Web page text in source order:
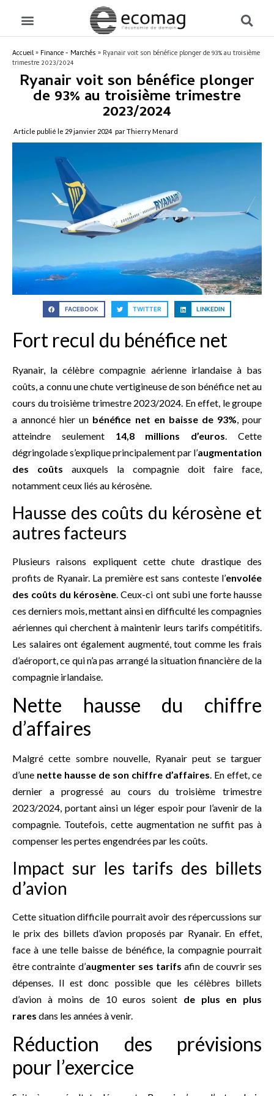
Accueil» Finance - Marchés » Ryanair voit son bénéfice plonger de 93% au troisième
trimestre 2023/2024
Ryanair voit son bénéfice plonger
de 93% au troisième trimestre
2023/2024
Article publié le 29 janvier 2024 par Thierry Menard
FACEBOOK TWITTER LINKEDIN
Fort recul du bénéfice net
Ryanair, la célèbre compagnie aérienne irlandaise à bas
coûts, a connu une chute vertigineuse de son bénéfice net au
cours du troisième trimestre 2023/2024. En effet, le groupe
a annoncé hier un bénéfice net en baisse de 93%, pour
atteindre seulement 14,8 millions d’euros. Cette
dégringolade s’explique principalement par l’augmentation
des coûts auxquels la compagnie doit faire face,
notamment ceux liés au kérosène.
Hausse des coûts du kérosène et
autres facteurs
Plusieurs raisons expliquent cette chute drastique des
profits de Ryanair. La première est sans conteste l’envolée
des coûts du kérosène. Ceux-ci ont subi une forte hausse
ces derniers mois, mettant ainsi en difficulté les compagnies
aériennes qui cherchent à maintenir leurs tarifs compétitifs.
Les salaires ont également augmenté, tout comme les frais
d’aéroport, ce qui n’a pas arrangé la situation financière de la
compagnie irlandaise.
Nette hausse du chiffre
d’affaires
Malgré cette sombre nouvelle, Ryanair peut se targuer
d’une nette hausse de son chiffre d’affaires. En effet, ce
dernier a progressé au cours du troisième trimestre
2023/2024, portant ainsi un léger espoir pour l’avenir de la
compagnie. Toutefois, cette augmentation ne suffit pas à
compenser les pertes engendrées par les coûts.
Impact sur les tarifs des billets
d’avion
Cette situation difficile pourrait avoir des répercussions sur
le prix des billets d’avion proposés par Ryanair. En effet,
face à une telle baisse de bénéfice, la compagnie pourrait
être contrainte d’augmenter ses tarifs afin de couvrir ses
dépenses. Il est donc possible que les célèbres billets
d’avion à moins de 10 euros soient de plus en plus
rares dans les années à venir.
Réduction des prévisions
pour l’exercice